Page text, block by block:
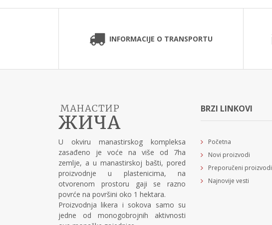
INFORMACIJE O TRANSPORTU
U okviru manastirskog kompleksa
zasađeno je voće na više od 7ha
zemlje, a u manastirskoj bašti, pored
proizvodnje u plastenicima, na
otvorenom prostoru gaji se razno
povrće na površini oko 1 hektara.
Proizvodnja likera i sokova samo su
jedne od monogobrojnih aktivnosti
BRZI LINKOVI
Početna
Novi proizvodi
Preporučeni proizvodi
Najnovije vesti